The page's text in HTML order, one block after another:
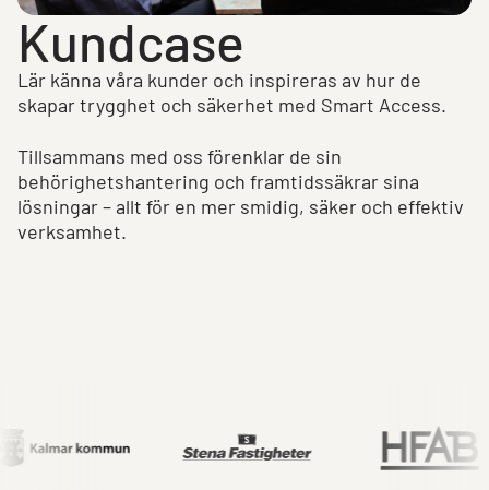
Kundcase
Lär känna våra kunder och inspireras av hur de
skapar trygghet och säkerhet med Smart Access.
Tillsammans med oss förenklar de sin
behörighetshantering och framtidssäkrar sina
lösningar – allt för en mer smidig, säker och effektiv
verksamhet.